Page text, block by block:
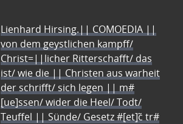
Lienhard Hirsing.|| COMOEDIA ||
von dem geystlichen kampff/
Christ=||licher Ritterschafft/ das
ist/ wie die || Christen aus warheit
der schrifft/ sich legen || m#
[ue]ssen/ wider die Heel/ Todt/
Teuffel || Sünde/ Gesetz #[et]c̃ tr#